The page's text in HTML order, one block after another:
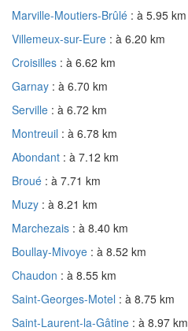
Marville-Moutiers-Brûlé : à 5.95 km
Villemeux-sur-Eure : à 6.20 km
Croisilles : à 6.62 km
Garnay : à 6.70 km
Serville : à 6.72 km
Montreuil : à 6.78 km
Abondant : à 7.12 km
Broué : à 7.71 km
Muzy : à 8.21 km
Marchezais : à 8.40 km
Boullay-Mivoye : à 8.52 km
Chaudon : à 8.55 km
Saint-Georges-Motel : à 8.75 km
Saint-Laurent-la-Gâtine : à 8.97 km